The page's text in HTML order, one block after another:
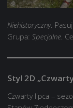
Niehistoryczny.
Grupa: Specjalne .
Styl 2D
Czwarty lipca –